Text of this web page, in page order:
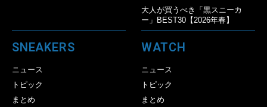
大人が買うべき「黒スニーカ
ー」BEST30【2026年春】
SNEAKERS
ニュース
トピック
まとめ
WATCH
ニュース
トピック
まとめ